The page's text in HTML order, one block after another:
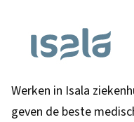
Werken in Isala
geven de beste